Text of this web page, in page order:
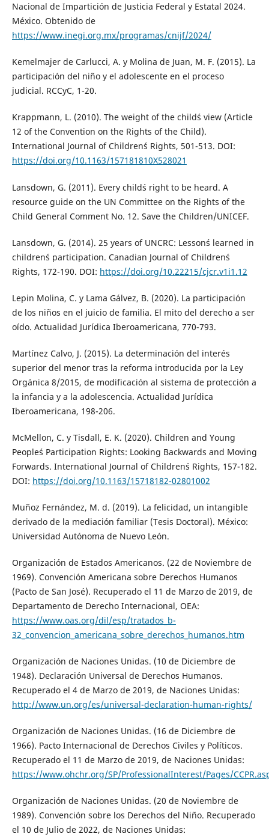
Nacional de Impartición de Justicia Federal y Estatal 2024.
México. Obtenido de
https://www.inegi.org.mx/programas/cnijf/2024/
Kemelmajer de Carlucci, A. y Molina de Juan, M. F. (2015). La
participación del niño y el adolescente en el proceso
judicial. RCCyC, 1-20.
Krappmann, L. (2010). The weight of the child´s view (Article
12 of the Convention on the Rights of the Child).
International Journal of Children´s Rights, 501-513. DOI:
https://doi.org/10.1163/157181810X528021
Lansdown, G. (2011). Every child´s right to be heard. A
resource guide on the UN Committee on the Rights of the
Child General Comment No. 12. Save the Children/UNICEF.
Lansdown, G. (2014). 25 years of UNCRC: Lesson´s learned in
children´s participation. Canadian Journal of Children´s
Rights, 172-190. DOI: https://doi.org/10.22215/cjcr.v1i1.12
Lepin Molina, C. y Lama Gálvez, B. (2020). La participación
de los niños en el juicio de familia. El mito del derecho a ser
oído. Actualidad Jurídica Iberoamericana, 770-793.
Martínez Calvo, J. (2015). La determinación del interés
superior del menor tras la reforma introducida por la Ley
Orgánica 8/2015, de modificación al sistema de protección a
la infancia y a la adolescencia. Actualidad Jurídica
Iberoamericana, 198-206.
McMellon, C. y Tisdall, E. K. (2020). Children and Young
People´s Participation Rights: Looking Backwards and Moving
Forwards. International Journal of Children´s Rights, 157-182.
DOI: https://doi.org/10.1163/15718182-02801002
Muñoz Fernández, M. d. (2019). La felicidad, un intangible
derivado de la mediación familiar (Tesis Doctoral). México:
Universidad Autónoma de Nuevo León.
Organización de Estados Americanos. (22 de Noviembre de
1969). Convención Americana sobre Derechos Humanos
(Pacto de San José). Recuperado el 11 de Marzo de 2019, de
Departamento de Derecho Internacional, OEA:
https://www.oas.org/dil/esp/tratados_b-
32_convencion_americana_sobre_derechos_humanos.htm
Organización de Naciones Unidas. (10 de Diciembre de
1948). Declaración Universal de Derechos Humanos.
Recuperado el 4 de Marzo de 2019, de Naciones Unidas:
http://www.un.org/es/universal-declaration-human-rights/
Organización de Naciones Unidas. (16 de Diciembre de
1966). Pacto Internacional de Derechos Civiles y Políticos.
Recuperado el 11 de Marzo de 2019, de Naciones Unidas:
https://www.ohchr.org/SP/ProfessionalInterest/Pages/
Organización de Naciones Unidas. (20 de Noviembre de
1989). Convención sobre los Derechos del Niño. Recuperado
el 10 de Julio de 2022, de Naciones Unidas: